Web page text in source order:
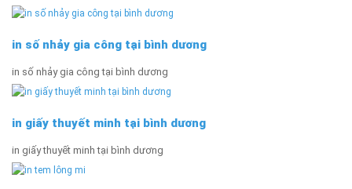
in số nhảy gia công tại bình dương
in số nhảy gia công tại bình dương
in giấy thuyết minh tại bình dương
in giấy thuyết minh tại bình dương